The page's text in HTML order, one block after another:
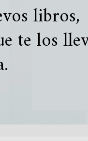
libros,
te los